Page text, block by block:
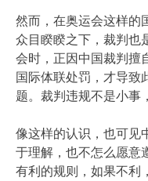
然而，在奥运会这样的
众目睽睽之下，裁判也
会时，正因中国裁判擅
国际体联处罚，才导致
题。裁判违规不是小事
像这样的认识，也可见
于理解，也不怎么愿
有利的规则，如果不利